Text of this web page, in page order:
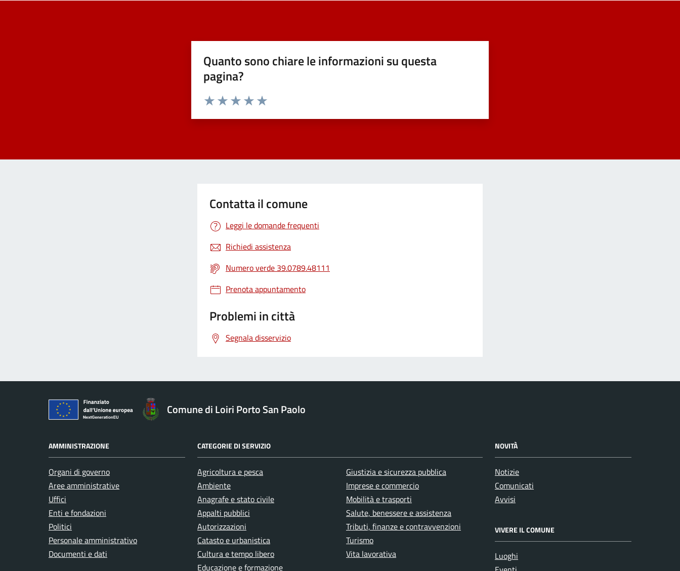
Quanto sono chiare le informazioni su questa
pagina?
Contatta il comune
Leggi le domande frequenti
Richiedi assistenza
Numero verde 39.0789.48111
Prenota appuntamento
Problemi in città
Segnala disservizio
Comune di Loiri Porto San Paolo
AMMINISTRAZIONE
Organi di governo
Aree amministrative
Uffici
Enti e fondazioni
Politici
Personale amministrativo
Documenti e dati
CATEGORIE DI SERVIZIO
Agricoltura e pesca
Ambiente
Anagrafe e stato civile
Appalti pubblici
Autorizzazioni
Catasto e urbanistica
Cultura e tempo libero
Educazione e formazione
Giustizia e sicurezza pubblica
Imprese e commercio
Mobilità e trasporti
Salute, benessere e assistenza
Tributi, finanze e contravvenzioni
Turismo
Vita lavorativa
NOVITÀ
Notizie
Comunicati
Avvisi
VIVERE IL COMUNE
Luoghi